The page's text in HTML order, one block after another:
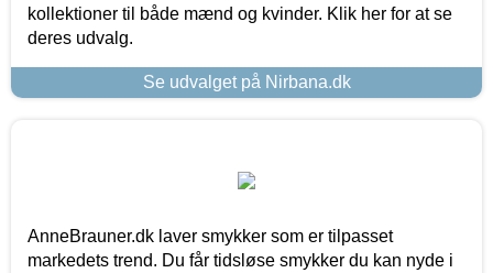
kollektioner til både mænd og kvinder. Klik her for at se
deres udvalg.
Se udvalget på Nirbana.dk
AnneBrauner.dk laver smykker som er tilpasset
markedets trend. Du får tidsløse smykker du kan nyde i